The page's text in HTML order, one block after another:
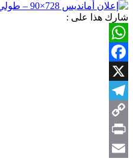
شارك هذا على :
WhatsApp
Facebook
X
Telegram
Copy
Link
Print